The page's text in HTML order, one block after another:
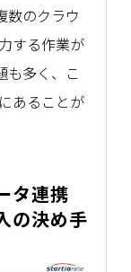
数のクラウ
する作業が
も多く、こ
あることが
タ連携
の決め手